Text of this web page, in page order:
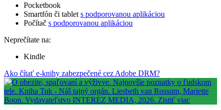
Pocketbook
Smartfón či tablet s podporovanou aplikáciou
Počítač s podporovanou aplikáciou
Neprečítate na:
Kindle
Ako čítať e-knihy zabezpečené cez Adobe DRM?